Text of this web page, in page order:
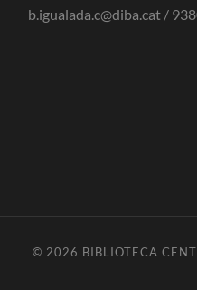
b.igualada.c@diba.cat /
© 2026 BIBLIOTECA